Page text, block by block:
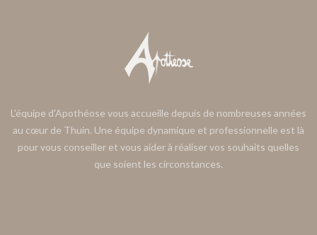
L'équipe d'Apothéose vous accueille depuis de nombreuses années
au cœur de Thuin. Une équipe dynamique et professionnelle est là
pour vous conseiller et vous aider à réaliser vos souhaits quelles
que soient les circonstances.